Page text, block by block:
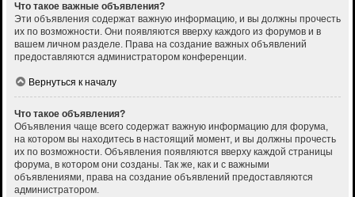
Что такое важные объявления?
Эти объявления содержат важную информацию, и вы должны прочесть
их по возможности. Они появляются вверху каждого из форумов и в
вашем личном разделе. Права на создание важных объявлений
предоставляются администратором конференции.
Вернуться к началу
Что такое объявления?
Объявления чаще всего содержат важную информацию для форума,
на котором вы находитесь в настоящий момент, и вы должны прочесть
их по возможности. Объявления появляются вверху каждой страницы
форума, в котором они созданы. Так же, как и с важными
объявлениями, права на создание объявлений предоставляются
администратором.